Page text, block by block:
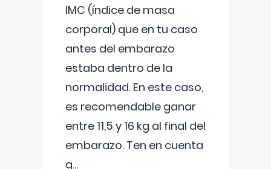
IMC (índice de masa
corporal) que en tu caso
antes del embarazo
estaba dentro de la
normalidad. En este caso,
es recomendable ganar
entre 11,5 y 16 kg al final del
embarazo. Ten en cuenta
q...